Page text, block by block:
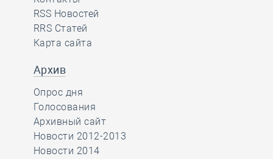
RSS Новостей
RRS Статей
Карта сайта
Архив
Опрос дня
Голосования
Архивный сайт
Новости 2012-2013
Новости 2014